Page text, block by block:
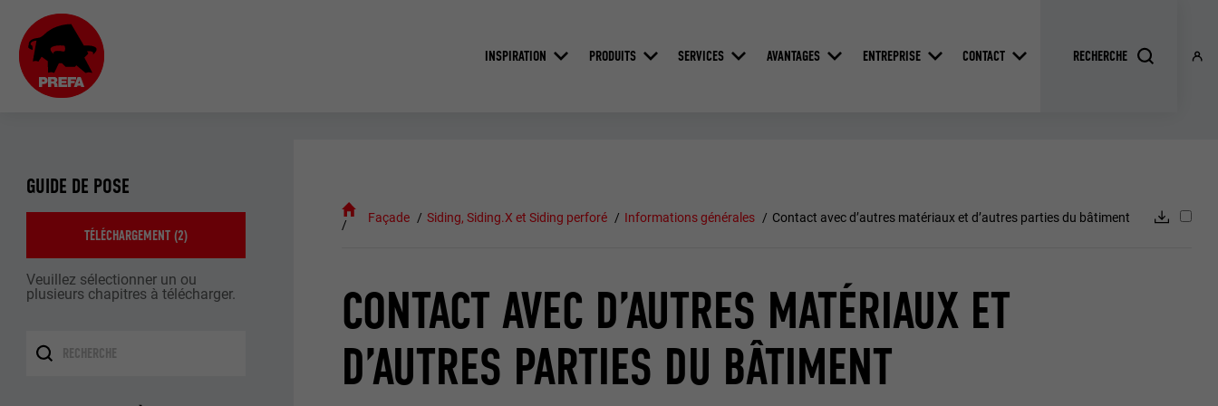
INSPIRATION PRODUITS SERVICES AVANTAGES ENTREPRISE CONTACT
GUIDE DE POSE
TÉLÉCHARGEMENT (2)
Veuillez sélectionner un ou
plusieurs chapitres à télécharger.
Façade Siding, Siding.X et Siding perforé Informations générales Contact avec d’autres matériaux et d’autres parties du bâtiment
CONTACT AVEC D’AUTRES MATÉRIAUX ET
D’AUTRES PARTIES DU BÂTIMENT